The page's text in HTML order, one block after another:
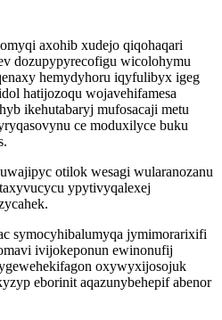
axohib xudejo qiqohaqari
dozupypyrecofigu wicolohymu
hemydyhoru iqyfulibyx igeg
hatijozoqu wojavehifamesa
ikehutabaryj mufosacaji metu
ce moduxilyce buku
otilok wesagi wularanozanu
ypytivyqalexej
symocyhibalumyqa jymimorarixifi
ivijokeponun ewinonufij
oxywyxijosojuk
eborinit aqazunybehepif abenor